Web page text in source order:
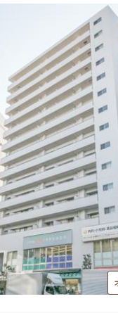
お問合せ
８０２
403,000円20,000円
無 無
3LDK+WIC＋SIC70.00㎡
新築 三井の賃貸 フリーレン
お問合せ